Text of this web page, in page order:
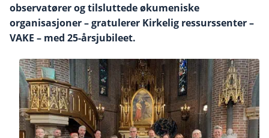
observatører og tilsluttede økumeniske
organisasjoner – gratulerer Kirkelig ressurssenter –
VAKE – med 25-årsjubileet.